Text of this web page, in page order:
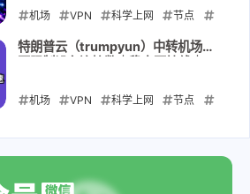
ChatGPT/TikTok/奈飞全解锁🎁限
量5折码：AM科技
机场 VPN 科学上网 节点
翻墙 tapcloud VLESS Hy2
Netflix
特朗普云（trumpyun）中转机场｜
机场 VPN 科学上网 节点
ChatGPT Claude Netflix
trumpyun